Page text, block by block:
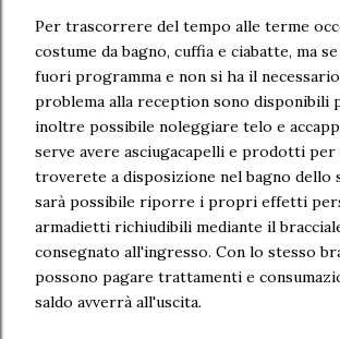
Per trascorrere del tempo alle terme
costume da bagno, cuffia e ciabatte, ma
fuori programma e non si ha il
problema alla reception sono disponibili
inoltre possibile noleggiare telo e
serve avere asciugacapelli e prodotti
troverete a disposizione nel bagno dello
sarà possibile riporre i propri effetti
armadietti richiudibili mediante il
consegnato all'ingresso. Con lo stesso
possono pagare trattamenti e
saldo avverrà all'uscita.